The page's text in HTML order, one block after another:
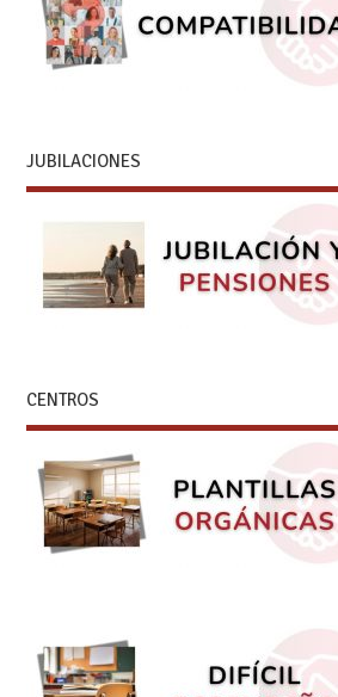
JUBILACIONES
CENTROS